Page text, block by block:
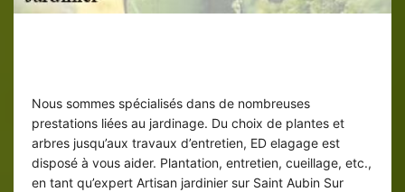
Nous sommes spécialisés dans de nombreuses
prestations liées au jardinage. Du choix de plantes et
arbres jusqu’aux travaux d’entretien, ED elagage est
disposé à vous aider. Plantation, entretien, cueillage, etc.,
en tant qu’expert Artisan jardinier sur Saint Aubin Sur